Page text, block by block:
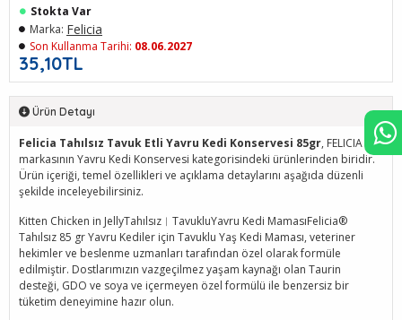
35,10TL
Stokta Var
Marka: Felicia
Son Kullanma Tarihi: 08.06.2027
Ürün Detayı
Felicia Tahılsız Tavuk Etli Yavru Kedi Konservesi 85gr, FELICIA
markasının Yavru Kedi Konservesi kategorisindeki ürünlerinden biridir.
Ürün içeriği, temel özellikleri ve açıklama detaylarını aşağıda düzenli
şekilde inceleyebilirsiniz.
Kitten Chicken in JellyTahılsız︱TavukluYavru Kedi MamasıFelicia®
Tahılsız 85 gr Yavru Kediler için Tavuklu Yaş Kedi Maması, veteriner
hekimler ve beslenme uzmanları tarafından özel olarak formüle
edilmiştir. Dostlarımızın vazgeçilmez yaşam kaynağı olan Taurin
desteği, GDO ve soya ve içermeyen özel formülü ile benzersiz bir
tüketim deneyimine hazır olun.